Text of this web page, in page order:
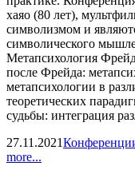
хаяо (80 лет),
символизмом и
символического
Метапсихология
после Фрейда:
метапсихологии в
теоретических
судьбы: интеграция
27.11.2021
more...